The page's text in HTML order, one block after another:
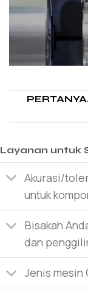
Layanan untuk
Akurasi/
untuk
Bisakah
dan
Jenis mesin